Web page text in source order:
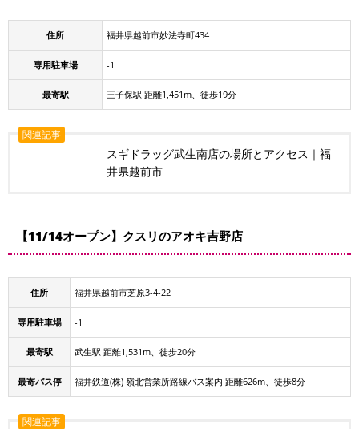
住所 福井県越前市妙法寺町434
専用駐車場 -1
最寄駅 王子保駅 距離1,451m、徒歩19分
関連記事
スギドラッグ武生南店の場所とアクセス｜福
井県越前市
【11/14オープン】クスリのアオキ吉野店
住所 福井県越前市芝原3-4-22
専用駐車場 -1
最寄駅 武生駅 距離1,531m、徒歩20分
最寄バス停 福井鉄道(株) 嶺北営業所路線バス案内 距離626m、徒歩8分
関連記事